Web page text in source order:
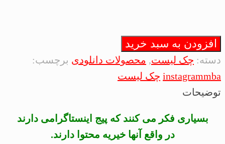
افزودن به سبد خرید
دسته: چک لیست, محصولات دانلودی برچسب:
instagrammba چک لیست
توضیحات
بسیاری فکر می کنند که پیج اینستاگرامی دارند
در واقع آنها خیریه محتوا دارند.